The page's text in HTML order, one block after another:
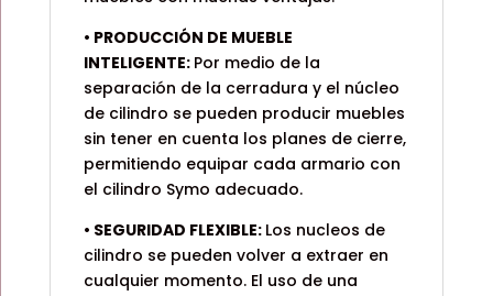
• PRODUCCIÓN DE MUEBLE
INTELIGENTE: Por medio de la
separación de la cerradura y el núcleo
de cilindro se pueden producir muebles
sin tener en cuenta los planes de cierre,
permitiendo equipar cada armario con
el cilindro Symo adecuado.
• SEGURIDAD FLEXIBLE: Los nucleos de
cilindro se pueden volver a extraer en
cualquier momento. El uso de una